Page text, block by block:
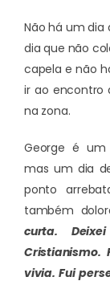
Não há um dia
dia que não
capela e não
ir ao encontro
na zona.
George é um
mas um dia
ponto
também
curta.
Cristianismo.
vivia. Fui